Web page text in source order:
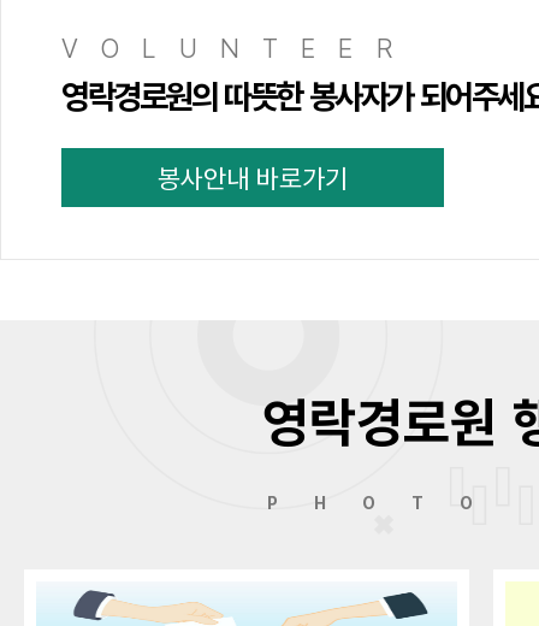
VOLUNTEER
영락경로원의 따뜻한 봉사자가 되어주세
봉사안내 바로가기
영락경로원
PHOTO